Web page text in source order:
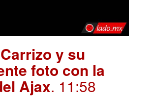
y su
foto con la
Ajax. 11:58